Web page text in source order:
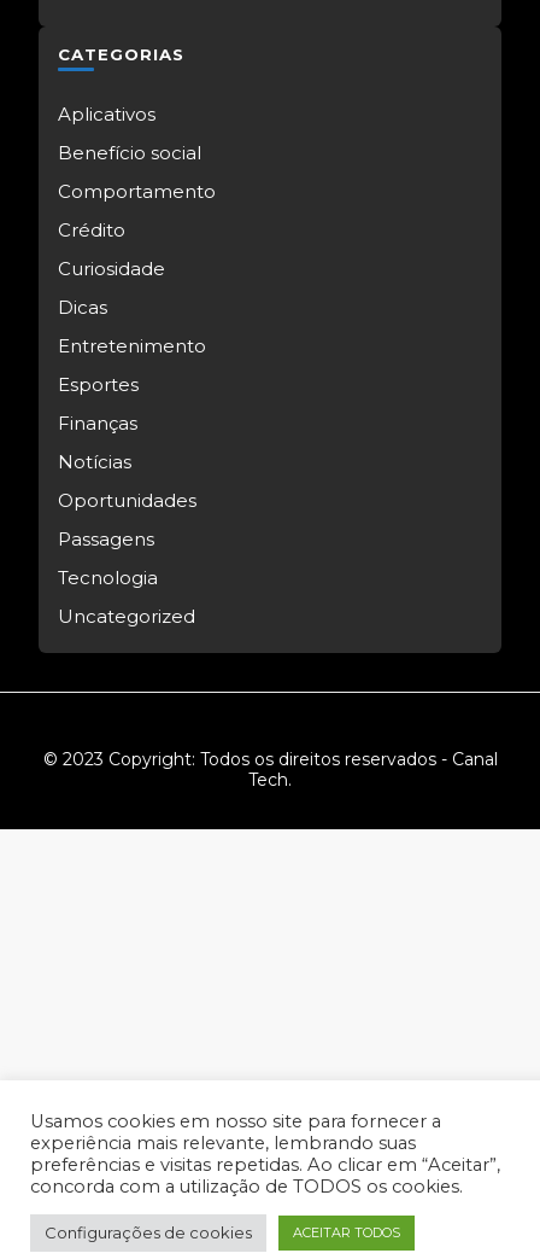
CATEGORIAS
Aplicativos
Benefício social
Comportamento
Crédito
Curiosidade
Dicas
Entretenimento
Esportes
Finanças
Notícias
Oportunidades
Passagens
Tecnologia
Uncategorized
© 2023 Copyright: Todos os direitos reservados - Canal
Tech.
Usamos cookies em nosso site para fornecer a
experiência mais relevante, lembrando suas
preferências e visitas repetidas. Ao clicar em “Aceitar”,
concorda com a utilização de TODOS os cookies.
Configurações de cookies ACEITAR TODOS